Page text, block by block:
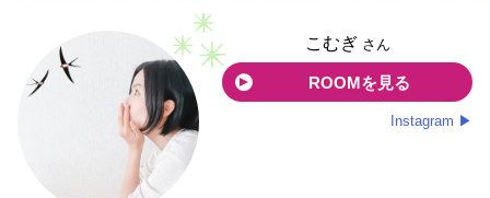
こむぎ さん
ROOMを見る
Instagram ▶